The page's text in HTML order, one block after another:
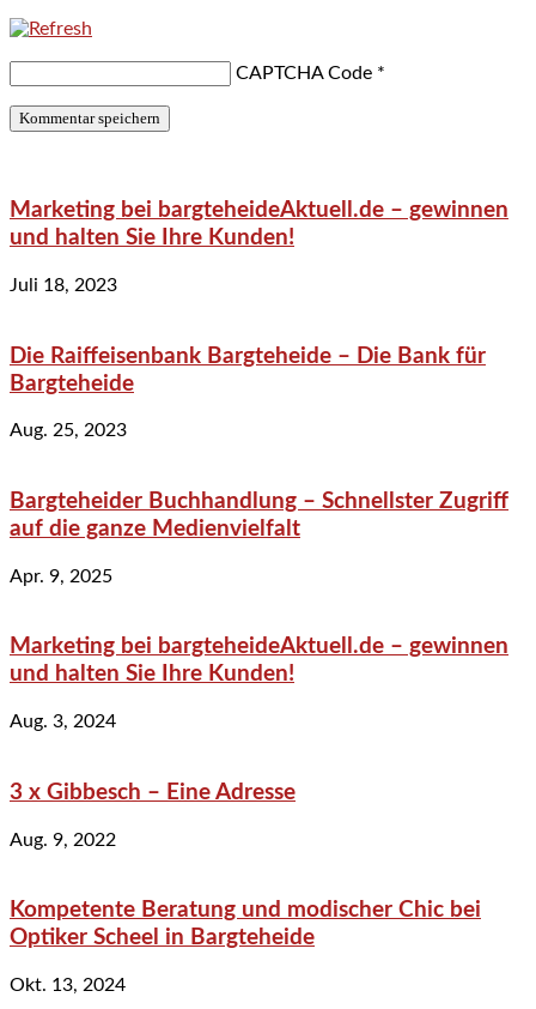
CAPTCHA Code *
Marketing bei bargteheideAktuell.de – gewinnen
und halten Sie Ihre Kunden!
Juli 18, 2023
Die Raiffeisenbank Bargteheide – Die Bank für
Bargteheide
Aug. 25, 2023
Bargteheider Buchhandlung – Schnellster Zugriff
auf die ganze Medienvielfalt
Apr. 9, 2025
Marketing bei bargteheideAktuell.de – gewinnen
und halten Sie Ihre Kunden!
Aug. 3, 2024
3 x Gibbesch – Eine Adresse
Aug. 9, 2022
Kompetente Beratung und modischer Chic bei
Optiker Scheel in Bargteheide
Okt. 13, 2024